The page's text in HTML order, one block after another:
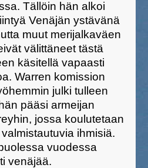
Tällöin hän alkoi
Venäjän ystävänä
muut merijalkaväen
välittäneet tästä
käsitellä vapaasti
Warren komission
julki tulleen
pääsi armeijan
jossa koulutetaan
ihmisiä.
vuodessa
venäjää.